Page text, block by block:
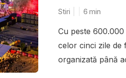
Stiri 6 min
Cu peste
celor cinci zile de
organizată până